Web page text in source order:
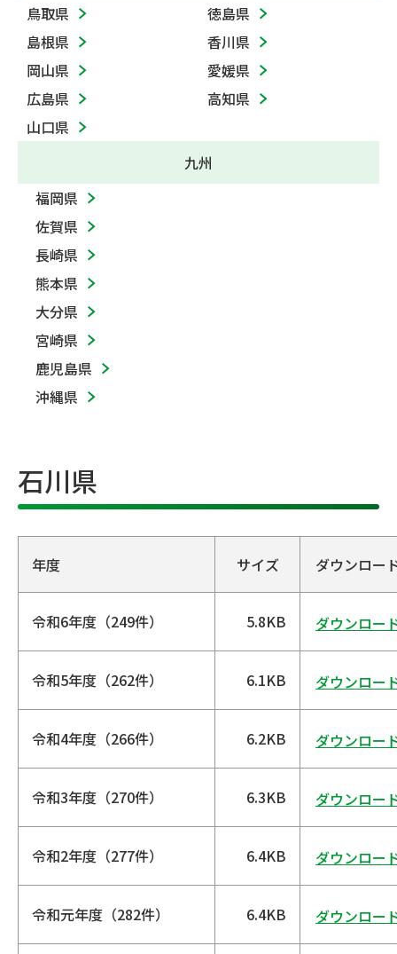
鳥取県
島根県
岡山県
広島県
山口県
徳島県
香川県
愛媛県
高知県
九州
福岡県
佐賀県
長崎県
熊本県
大分県
宮崎県
鹿児島県
沖縄県
石川県
年度 サイズ ダウンロー
令和6年度（249件） 5.8KB ダウンロー
令和5年度（262件） 6.1KB ダウンロー
令和4年度（266件） 6.2KB ダウンロー
令和3年度（270件） 6.3KB ダウンロー
令和2年度（277件） 6.4KB ダウンロー
令和元年度（282件） 6.4KB ダウンロー